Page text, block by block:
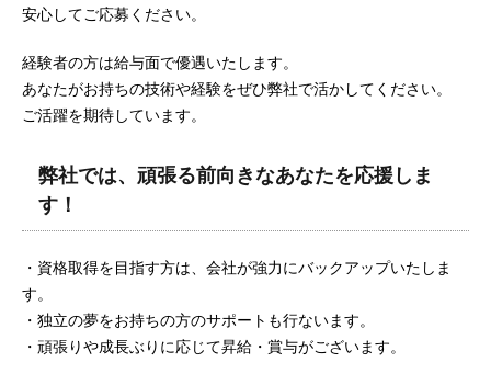
安心してご応募ください。
経験者の方は給与面で優遇いたします。
あなたがお持ちの技術や経験をぜひ弊社で活かしてください。
ご活躍を期待しています。
弊社では、頑張る前向きなあなたを応援しま
す！
・資格取得を目指す方は、会社が強力にバックアップいたしま
す。
・独立の夢をお持ちの方のサポートも行ないます。
・頑張りや成長ぶりに応じて昇給・賞与がございます。